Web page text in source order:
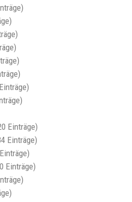
Einträge)
Einträge)
Einträge)